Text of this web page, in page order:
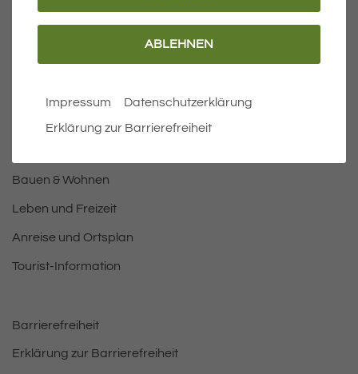
Wichtige Links
Öffnungszeiten Rathaus
Bauen & Wohnen
Leben und Freizeit
Anreise und Ortsplan
Tourist-Information
Barrierefreiheit
Erklärung zur Barrierefreiheit
ABLEHNEN
Impressum
Datenschutzerklärung
Erklärung zur Barrierefreiheit